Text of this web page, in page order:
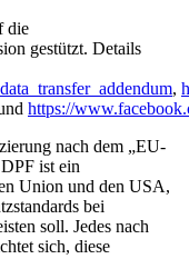
die
gestützt. Details
,
https://
nach dem „EU-
ist ein
Union und den USA,
bei
soll. Jedes nach
sich, diese